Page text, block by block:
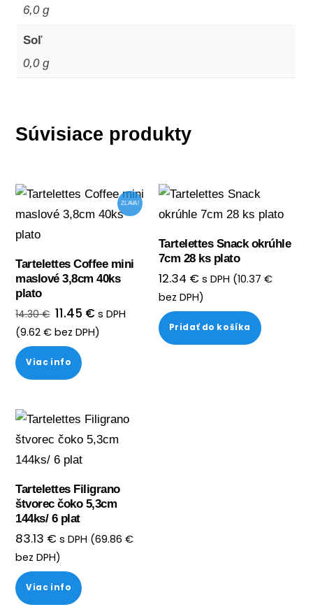
6,0 g
Soľ
0,0 g
Súvisiace produkty
ZĽAVA!
Tartelettes Coffee mini
maslové 3,8cm 40ks
plato
14.30€ Pôvodná
cena
bola:
14.30 €.
11.45 €Aktuálna
cena
s DPH
(9.62€ bez DPH)
Viac info
Tartelettes Snack okrúhle
7cm 28 ks plato
12.34 € s DPH (10.37 €
bez DPH)
Pridať do košíka
Tartelettes Filigrano
štvorec čoko 5,3cm
144ks/ 6 plat
83.13 € s DPH (69.86€
bez DPH)
Viac info